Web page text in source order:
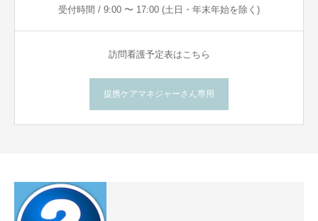
受付時間 / 9:00 〜 17:00 (土日・年末年始を除く)
訪問看護予定表はこちら
提携ケアマネジャーさん専用